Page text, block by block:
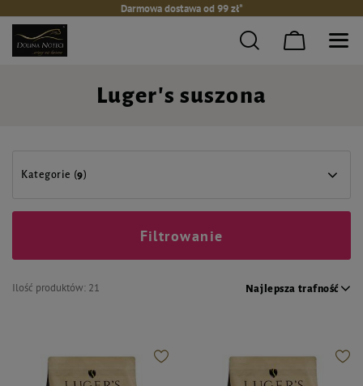
Darmowa dostawa od 99 zł*
Luger's suszona
Kategorie (9)
Ilość produktów: 21 Najlepsza trafność
Filtrowanie